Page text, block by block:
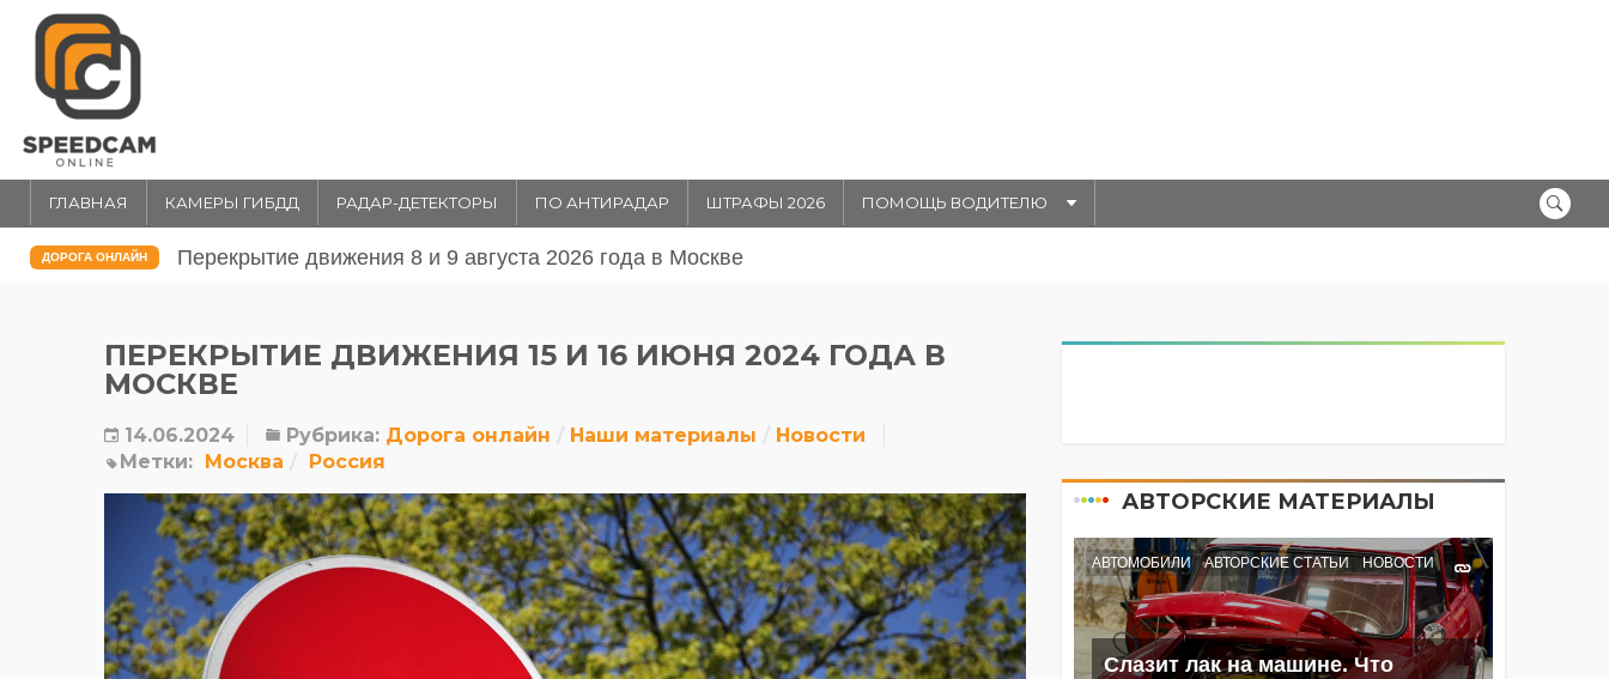
ГЛАВНАЯ КАМЕРЫ ГИБДД РАДАР-ДЕТЕКТОРЫ ПО АНТИРАДАР ШТРАФЫ 2026 ПОМОЩЬ ВОДИТЕЛЮ
ДОРОГА ОНЛАЙН Перекрытие движения 31 июля и 1 августа 20026 года в Москве
ПЕРЕКРЫТИЕ ДВИЖЕНИЯ 15 И 16 ИЮНЯ 2024 ГОДА В
МОСКВЕ
14.06.2024 Рубрика: Дорога онлайн Наши материалы
Новости
Метки: Москва Россия
АВТОРСКИЕ МАТЕРИАЛЫ
АВТОМОБИЛИ АВТОРСКИЕ СТАТЬИ НОВОСТИ
Слазит лак на машине. Что